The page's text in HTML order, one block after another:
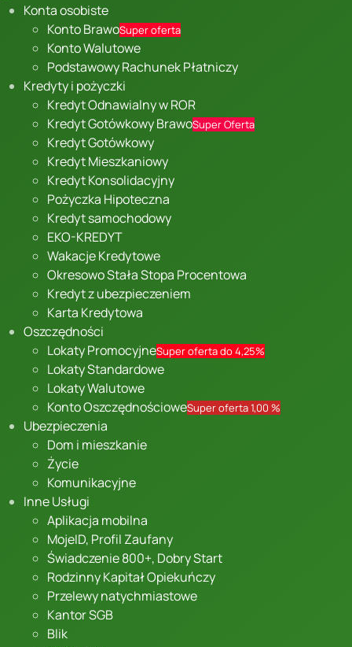
Konta osobiste
Konto BrawoSuper oferta
Konto Walutowe
Podstawowy Rachunek Płatniczy
Kredyty i pożyczki
Kredyt Odnawialny w ROR
Kredyt Gotówkowy BrawoSuper Oferta
Kredyt Gotówkowy
Kredyt Mieszkaniowy
Kredyt Konsolidacyjny
Pożyczka Hipoteczna
Kredyt samochodowy
EKO-KREDYT
Wakacje Kredytowe
Okresowo Stała Stopa Procentowa
Kredyt z ubezpieczeniem
Karta Kredytowa
Oszczędności
Lokaty PromocyjneSuper oferta do 4,25%
Lokaty Standardowe
Lokaty Walutowe
Konto OszczędnościoweSuper oferta 1,00 %
Ubezpieczenia
Dom i mieszkanie
Życie
Komunikacyjne
Inne Usługi
Aplikacja mobilna
MojeID, Profil Zaufany
Świadczenie 800+, Dobry Start
Rodzinny Kapitał Opiekuńczy
Przelewy natychmiastowe
Kantor SGB
Blik